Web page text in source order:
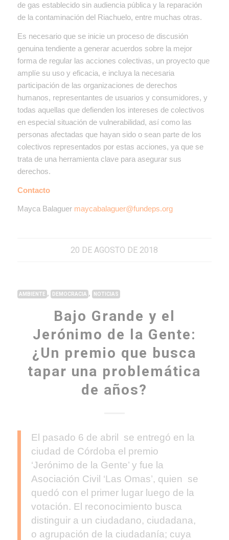
de gas establecido sin audiencia pública y la reparación
de la contaminación del Riachuelo, entre muchas otras.
Es necesario que se inicie un proceso de discusión
genuina tendiente a generar acuerdos sobre la mejor
forma de regular las acciones colectivas, un proyecto que
amplíe su uso y eficacia, e incluya la necesaria
participación de las organizaciones de derechos
humanos, representantes de usuarios y consumidores, y
todas aquellas que defienden los intereses de colectivos
en especial situación de vulnerabilidad, así como las
personas afectadas que hayan sido o sean parte de los
colectivos representados por estas acciones, ya que se
trata de una herramienta clave para asegurar sus
derechos.
Contacto
Mayca Balaguer maycabalaguer@fundeps.org
20 DE AGOSTO DE 2018
AMBIENTE , DEMOCRACIA , NOTICIAS
Bajo Grande y el
Jerónimo de la Gente:
¿Un premio que busca
tapar una problemática
de años?
El pasado 6 de abril se entregó en la
ciudad de Córdoba el premio
‘Jerónimo de la Gente’ y fue la
Asociación Civil ‘Las Omas’, quien se
quedó con el primer lugar luego de la
votación. El reconocimiento busca
distinguir a un ciudadano, ciudadana,
o agrupación de la ciudadanía; cuya